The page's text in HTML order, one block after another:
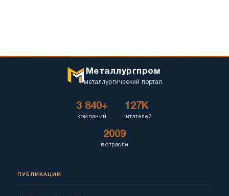
Металлургпром
металлургический портал
3 840+
компаний
127K
читателей
2009
в отрасли
ПУБЛИКАЦИИ